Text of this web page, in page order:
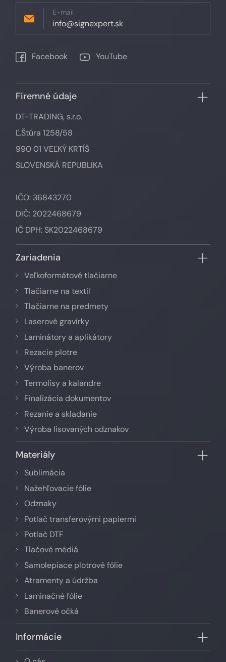
E-mail
info@signexpert.sk
Facebook YouTube
Firemné údaje
DT-TRADING, s.r.o.
Ľ.Štúra 1258/58
990 01 VEĽKÝ KRTÍŠ
SLOVENSKÁ REPUBLIKA
IČO: 36843270
DIČ: 2022468679
IČ DPH: SK2022468679
Zariadenia
Veľkoformátové tlačiarne
Tlačiarne na textil
Tlačiarne na predmety
Laserové gravírky
Laminátory a aplikátory
Rezacie plotre
Výroba banerov
Termolisy a kalandre
Finalizácia dokumentov
Rezanie a skladanie
Výroba lisovaných odznakov
Materiály
Sublimácia
Nažehľovacie fólie
Odznaky
Potlač transferovými papiermi
Potlač DTF
Tlačové médiá
Samolepiace plotrové fólie
Atramenty a údržba
Laminačné fólie
Banerové očká
Informácie